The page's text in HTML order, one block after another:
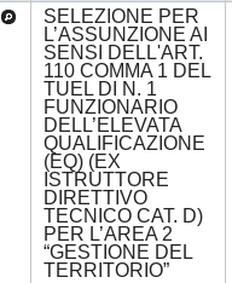
SELEZIONE PER
L’ASSUNZIONE AI
SENSI DELL'ART.
110 COMMA 1 DEL
TUEL DI N. 1
FUNZIONARIO
DELL’ELEVATA
QUALIFICAZIONE
(EQ) (EX
ISTRUTTORE
DIRETTIVO
TECNICO CAT. D)
PER L’AREA 2
“GESTIONE DEL
TERRITORIO”